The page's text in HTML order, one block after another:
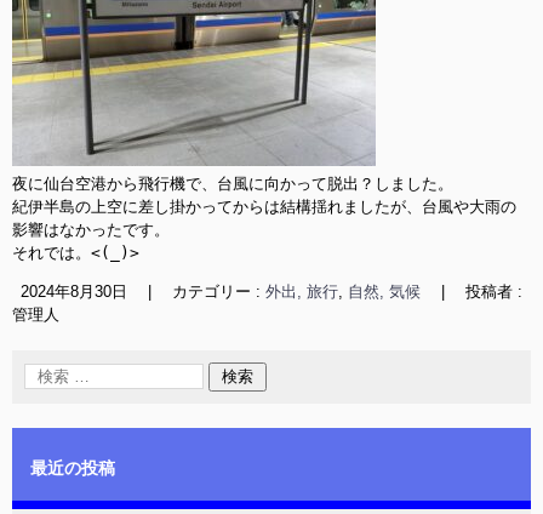
夜に仙台空港から飛行機で、台風に向かって脱出？しました。
紀伊半島の上空に差し掛かってからは結構揺れましたが、台風や大雨の
影響はなかったです。
それでは。<(_)>
2024年8月30日 カテゴリー : 外出, 旅行, 自然, 気候
投稿者 :
管理人
最近の投稿